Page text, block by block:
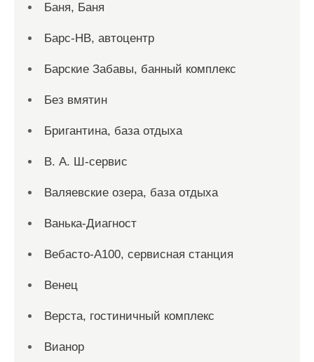
Баня, Баня
Барс-НВ, автоцентр
Барские Забавы, банный комплекс
Без вмятин
Бригантина, база отдыха
В. А. Ш-сервис
Валяевские озера, база отдыха
Ванька-Диагност
Вебасто-А100, сервисная станция
Венец
Верста, гостиничный комплекс
Вианор